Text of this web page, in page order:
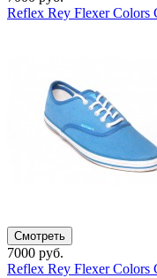
Reflex Rey Flexer Colors
Смотреть
7000 руб.
Reflex Rey Flexer Colors